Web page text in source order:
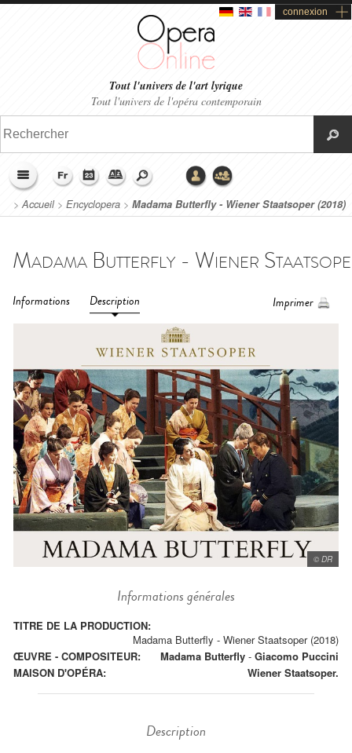
connexion
Tout l'univers de l'art lyrique
Tout l'univers de l'opéra contemporain
>Accueil> Encyclopera > Madama Butterfly - Wiener Staatsoper (2018)
Informations Description Imprimer
© DR
Informations générales
TITRE DE LA PRODUCTION:
Madama Butterfly - Wiener Staatsoper (2018)
ŒUVRE - COMPOSITEUR:
Madama Butterfly - Giacomo Puccini
MAISON D'OPÉRA:
Wiener Staatsoper.
Description